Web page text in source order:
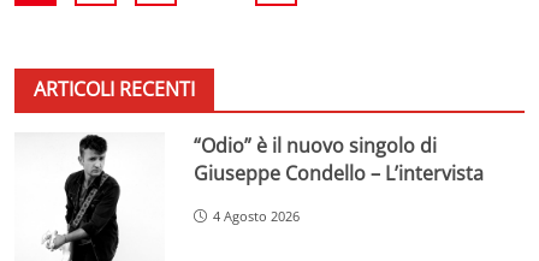
ARTICOLI RECENTI
“Odio” è il nuovo singolo di
Giuseppe Condello – L’intervista
4 Agosto 2026